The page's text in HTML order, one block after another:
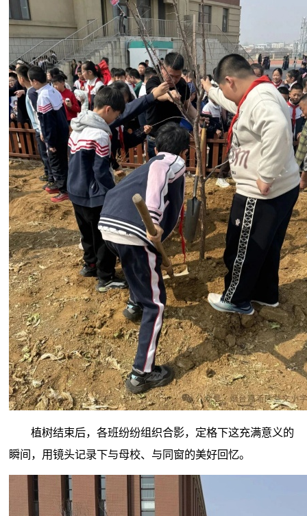
植树结束后，各班纷纷组织合影，定格下这充满意义的
瞬间，用镜头记录下与母校、与同窗的美好回忆。